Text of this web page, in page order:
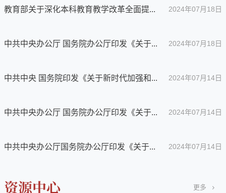
教育部关于深化本科教育教学改革全面提... 2024年07月18日
中共中央办公厅 国务院办公厅印发《关于... 2024年07月18日
中共中央 国务院印发《关于新时代加强和... 2024年07月14日
中共中央办公厅 国务院办公厅印发《关于... 2024年07月14日
中共中央办公厅国务院办公厅印发《关于... 2024年07月14日
更多